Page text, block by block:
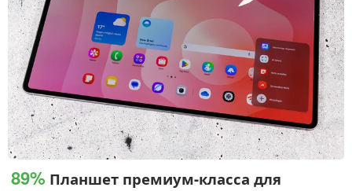
89% Планшет премиум-класса для